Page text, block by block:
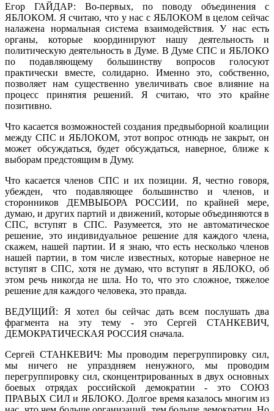
Егор ГАЙДАР: Во-первых, по поводу объединения с
ЯБЛОКОМ. Я считаю, что у нас с ЯБЛОКОМ в целом сейчас
налажена нормальная система взаимодействия. У нас есть
органы, которые координируют нашу деятельность и
политическую деятельность в Думе. В Думе СПС и ЯБЛОКО
по подавляющему большинству вопросов голосуют
практически вместе, солидарно. Именно это, собственно,
позволяет нам существенно увеличивать свое влияние на
процесс принятия решений. Я считаю, что это крайне
позитивно.
Что касается возможностей создания предвыборной коалиции
между СПС и ЯБЛОКОМ, этот вопрос отнюдь не закрыт, он
может обсуждаться, будет обсуждаться, наверное, ближе к
выборам предстоящим в Думу.
Что касается членов СПС и их позиции. Я, честно говоря,
убежден, что подавляющее большинство и членов, и
сторонников ДЕМВЫБОРА РОССИИ, по крайней мере,
думаю, и других партий и движений, которые объединяются в
СПС, вступят в СПС. Разумеется, это не автоматическое
решение, это индивидуальное решение для каждого члена,
скажем, нашей партии. И я знаю, что есть несколько членов
нашей партии, в том числе известных, которые наверное не
вступят в СПС, хотя не думаю, что вступят в ЯБЛОКО, об
этом речь никогда не шла. Но то, что это сложное, тяжелое
решение для каждого человека, это правда.
ВЕДУЩИЙ: Я хотел бы сейчас дать всем послушать два
фрагмента на эту тему - это Сергей СТАНКЕВИЧ,
ДЕМОКРАТИЧЕСКАЯ РОССИЯ сначала.
Сергей СТАНКЕВИЧ: Мы проводим перегруппировку сил,
мы ничего не упраздняем ненужного, мы проводим
перегруппировку сил, сконцентрированных в двух основных
боевых отрядах российской демократии - это СОЮЗ
ПРАВЫХ СИЛ и ЯБЛОКО. Долгое время казалось многим из